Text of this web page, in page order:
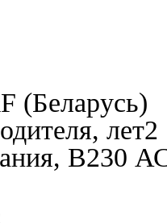
(Беларусь)
лет2
В230